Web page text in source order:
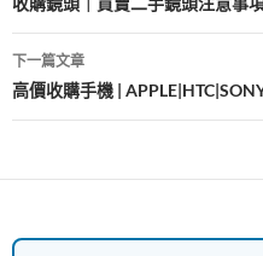
導
覽
下一篇文章
高價收購手機 |